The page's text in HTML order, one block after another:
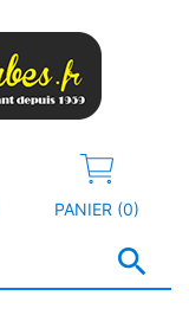

PANIER (0)